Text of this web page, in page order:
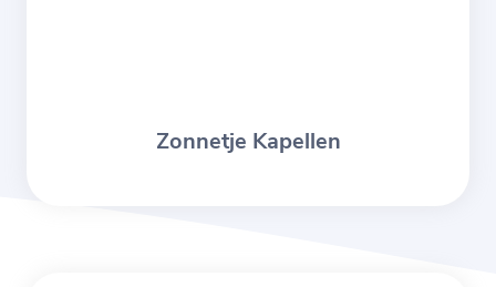
Zonnetje Kapellen